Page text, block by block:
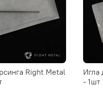
Right Metal
Игла
- 1шт